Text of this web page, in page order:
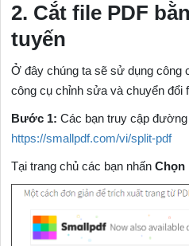
2. Cắt file PDF
tuyến
Ở đây chúng ta sẽ sử dụng công
công cụ chỉnh sửa và chuyển đổi
Bước 1: Các bạn truy cập
https://smallpdf.com/vi/split-pdf
Tại trang chủ các bạn nhấnChọn